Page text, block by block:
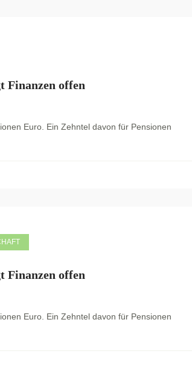
offen
Euro. Ein Zehntel davon für Pensionen
offen
Euro. Ein Zehntel davon für Pensionen